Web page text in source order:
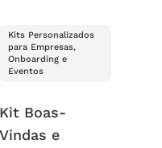
Kits Personalizados
para Empresas,
Onboarding e
Eventos
Kit Boas-
Vindas e